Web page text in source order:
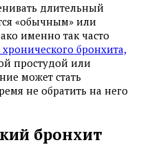
длительный
«обычным» или
именно так часто
бронхита,
простудой или
может стать
не обратить на него
бронхит